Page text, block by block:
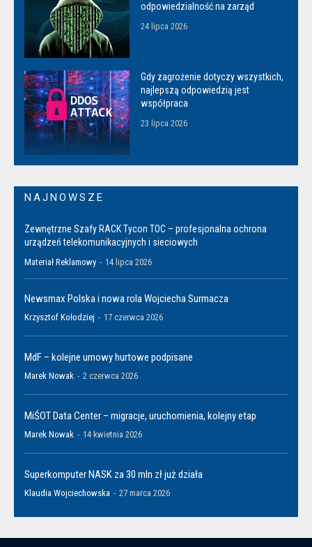
odpowiedzialność na zarząd
24 lipca 2026
Gdy zagrożenie dotyczy wszystkich,
najlepszą odpowiedzią jest
współpraca
23 lipca 2026
NAJNOWSZE
Zewnętrzne Szafy RACK Tycon TOC – profesjonalna ochrona
urządzeń telekomunikacyjnych i sieciowych
Materiał Reklamowy - 14 lipca 2026
Newsmax Polska i nowa rola Wojciecha Surmacza
Krzysztof Kołodziej - 17 czerwca 2026
MdF – kolejne umowy hurtowe podpisane
Marek Nowak - 2 czerwca 2026
MiŚOT Data Center – migracje, uruchomienia, kolejny etap
Marek Nowak - 14 kwietnia 2026
Superkomputer NASK za 30 mln zł już działa
Klaudia Wojciechowska - 27 marca 2026